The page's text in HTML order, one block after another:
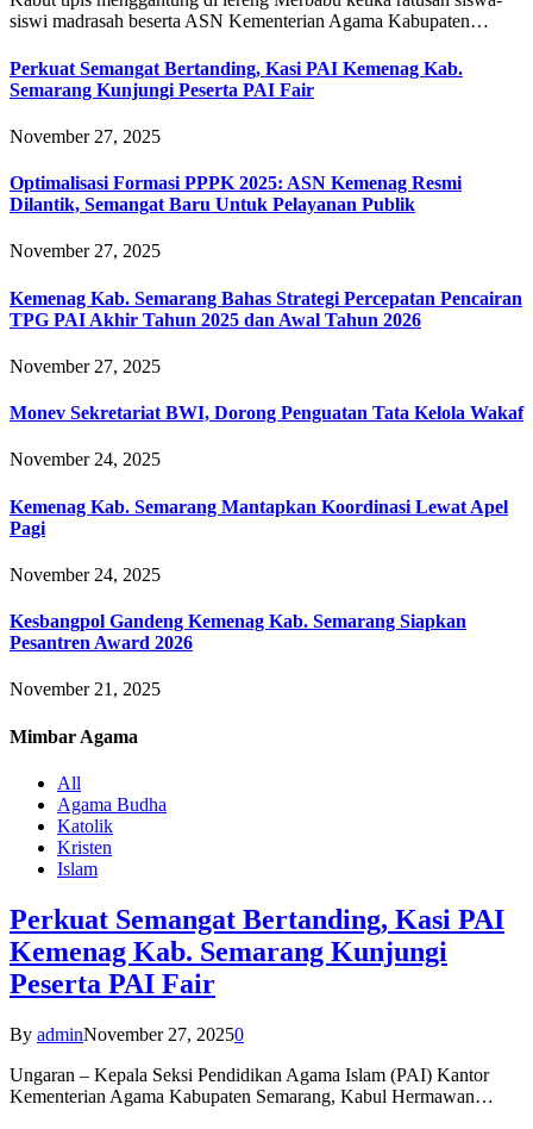
siswi madrasah beserta ASN Kementerian Agama Kabupaten…
Perkuat Semangat Bertanding, Kasi PAI Kemenag Kab.
Semarang Kunjungi Peserta PAI Fair
November 27, 2025
Optimalisasi Formasi PPPK 2025: ASN Kemenag Resmi
Dilantik, Semangat Baru Untuk Pelayanan Publik
November 27, 2025
Kemenag Kab. Semarang Bahas Strategi Percepatan Pencairan
TPG PAI Akhir Tahun 2025 dan Awal Tahun 2026
November 27, 2025
Monev Sekretariat BWI, Dorong Penguatan Tata Kelola Wakaf
November 24, 2025
Kemenag Kab. Semarang Mantapkan Koordinasi Lewat Apel
Pagi
November 24, 2025
Kesbangpol Gandeng Kemenag Kab. Semarang Siapkan
Pesantren Award 2026
November 21, 2025
Mimbar Agama
All
Agama Budha
Katolik
Kristen
Islam
Perkuat Semangat Bertanding, Kasi PAI
Kemenag Kab. Semarang Kunjungi
Peserta PAI Fair
By adminNovember 27, 20250
Ungaran – Kepala Seksi Pendidikan Agama Islam (PAI) Kantor
Kementerian Agama Kabupaten Semarang, Kabul Hermawan…